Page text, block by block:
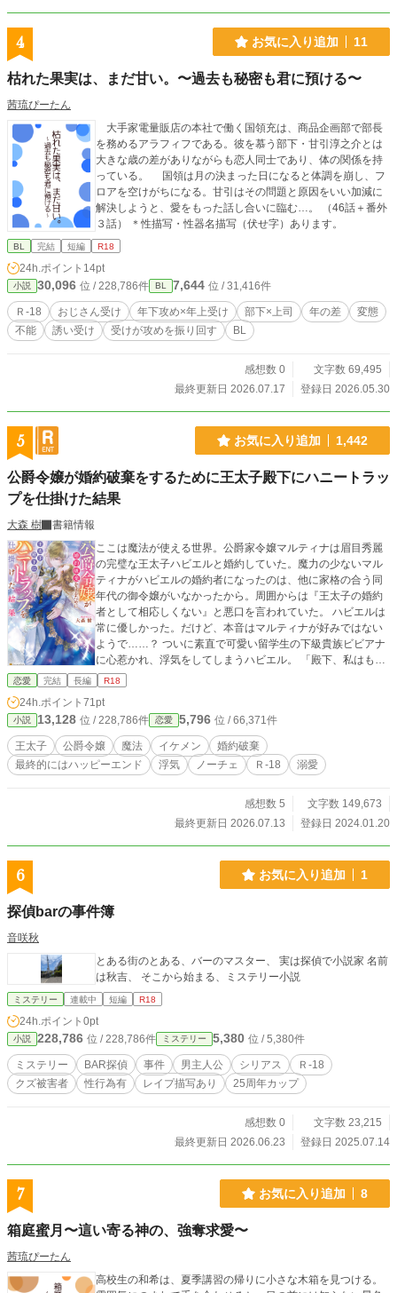
4 お気に入り追加 11
枯れた果実は、まだ甘い。〜過去も秘密も君に預ける〜
茜琉ぴーたん
大手家電量販店の本社で働く国領充は、商品企画部で部長
を務めるアラフィフである。彼を慕う部下・甘引淳之介とは
大きな歳の差がありながらも恋人同士であり、体の関係を持
っている。 国領は月の決まった日になると体調を崩し、フ
ロアを空けがちになる。甘引はその問題と原因をいい加減に
解決しようと、愛をもった話し合いに臨む…。 （46話＋番外
３話） ＊性描写・性器名描写（伏せ字）あります。
BL 完結 短編 R18
24h.ポイント 14pt
小説 30,096 位 / 228,786件 BL 7,644 位 / 31,416件
Ｒ-18 おじさん受け 年下攻め×年上受け 部下×上司 年の差
変態
不能
誘い受け 受けが攻めを振り回す BL
感想数 0
文字数 69,495
最終更新日 2026.07.17
登録日 2026.05.30
5 お気に入り追加 1,442
公爵令嬢が婚約破棄をするために王太子殿下にハニートラッ
プを仕掛けた結果
大森 樹
書籍情報
ここは魔法が使える世界。公爵家令嬢マルティナは眉目秀麗
の完璧な王太子ハビエルと婚約していた。魔力の少ないマル
ティナがハビエルの婚約者になったのは、他に家格の合う同
年代の御令嬢がいなかったから。周囲からは『王太子の婚約
者として相応しくない』と悪口を言われていた。 ハビエルは
常に優しかった。だけど、本音はマルティナが好みではない
ようで……？ ついに素直で可愛い留学生の下級貴族ビビアナ
に心惹かれ、浮気をしてしまうハビエル。 「殿下、私はもう
あなた様の顔も見たくありません」 マルティナとハビエルの
編をどうしても書きたくなりました。 ※どんな形であれ最後
はハッピーエンドにします。 ※小説家になろうに一話完結で
掲載したものを、加筆して掲載しています。 ※R18部分には
念のため印をつけています。苦手な方はご遠慮ください(話の
後半にしかありませんのでご了承ください) 恋愛小説大賞応募
恋愛 完結 長編 R18
24h.ポイント 71pt
小説 13,128 位 / 228,786件 恋愛 5,796 位 / 66,371件
王太子 公爵令嬢 魔法 イケメン
婚約破棄
最終的にはハッピーエンド
浮気 ノーチェ Ｒ-18 溺愛
感想数 5
文字数 149,673
最終更新日 2026.07.13
登録日 2024.01.20
6 お気に入り追加 1
探偵barの事件簿
音咲秋
とある街のとある、バーのマスター、 実は探偵で小説家 名前
は秋吉、 そこから始まる、ミステリー小説
ミステリー 連載中 短編 R18
24h.ポイント 0pt
小説 228,786 位 / 228,786件 ミステリー 5,380 位 / 5,380件
ミステリー BAR探偵 事件 男主人公 シリアス
Ｒ-18
クズ被害者
性行為有 レイプ描写あり 25周年カップ
感想数 0
文字数 23,215
最終更新日 2026.06.23
登録日 2025.07.14
7 お気に入り追加 8
箱庭蜜月〜這い寄る神の、強奪求愛〜
茜琉ぴーたん
高校生の和希は、夏季講習の帰りに小さな木箱を見つける。